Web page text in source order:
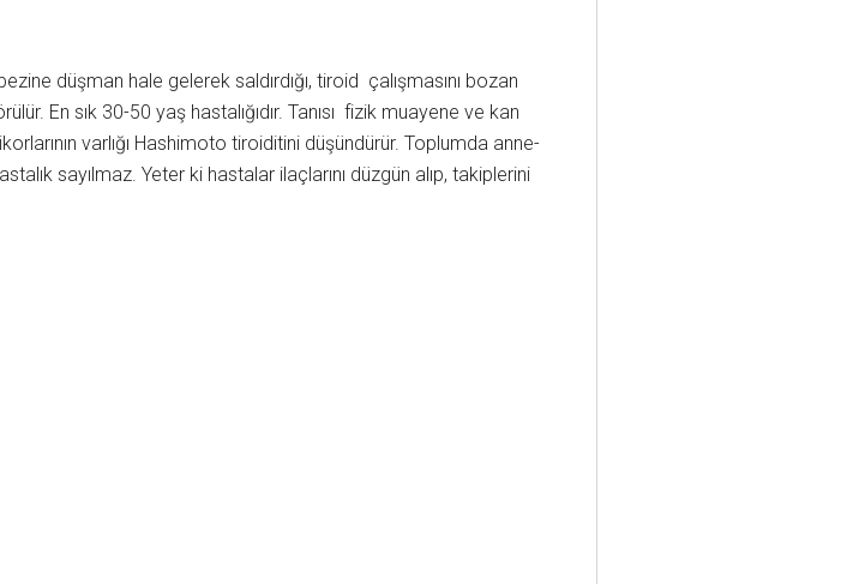
düşman hale gelerek saldırdığı, tiroid çalışmasını bozan
En sık 30-50 yaş hastalığıdır. Tanısı fizik muayene ve kan
varlığı Hashimoto tiroiditini düşündürür. Toplumda anne-
sayılmaz. Yeter ki hastalar ilaçlarını düzgün alıp, takiplerini